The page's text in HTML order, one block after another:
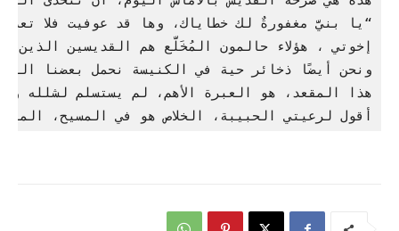
أقول لرعيتي الحبيبة، الخلاص هو في المسيح،